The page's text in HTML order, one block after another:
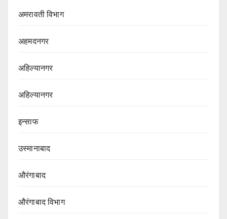
अमरावती विभाग‌
अहमदनगर
अहिल्यानगर
अहिल्यानगर
इन्साफ
उस्मानाबाद
औरंगाबाद
औरंगाबाद विभाग‌